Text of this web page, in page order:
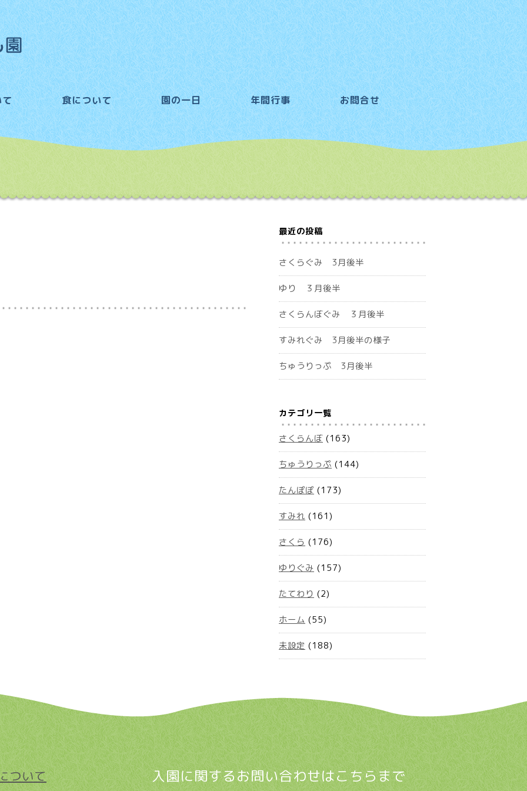
て 食について 園の一日 年間行事 お問合せ
最近の投稿
さくらぐみ 3月後半
ゆり ３月後半
さくらんぼぐみ ３月後半
すみれぐみ 3月後半の様子
ちゅうりっぷ 3月後半
カテゴリ一覧
さくらんぼ (163)
ちゅうりっぷ (144)
たんぽぽ (173)
すみれ (161)
さくら (176)
ゆりぐみ (157)
たてわり (2)
ホーム (55)
未設定 (188)
ついて 入園に関するお問い合わせはこちらまで